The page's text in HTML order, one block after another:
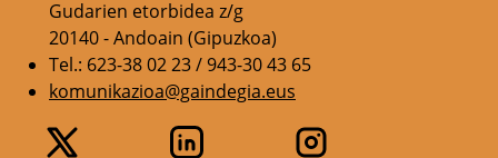
Gudarien etorbidea z/g
20140 - Andoain (Gipuzkoa)
Tel.: 623-38 02 23 / 943-30 43 65
komunikazioa@gaindegia.eus